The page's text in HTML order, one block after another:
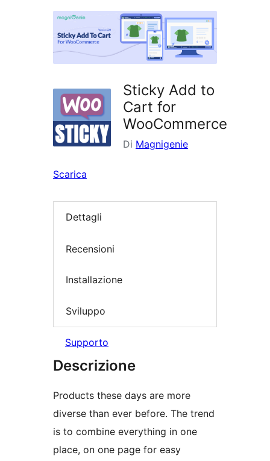
Sticky Add to
Cart for
WooCommerce
Di Magnigenie
Scarica
Dettagli
Recensioni
Installazione
Sviluppo
Supporto
Descrizione
Products these days are more
diverse than ever before. The trend
is to combine everything in one
place, on one page for easy